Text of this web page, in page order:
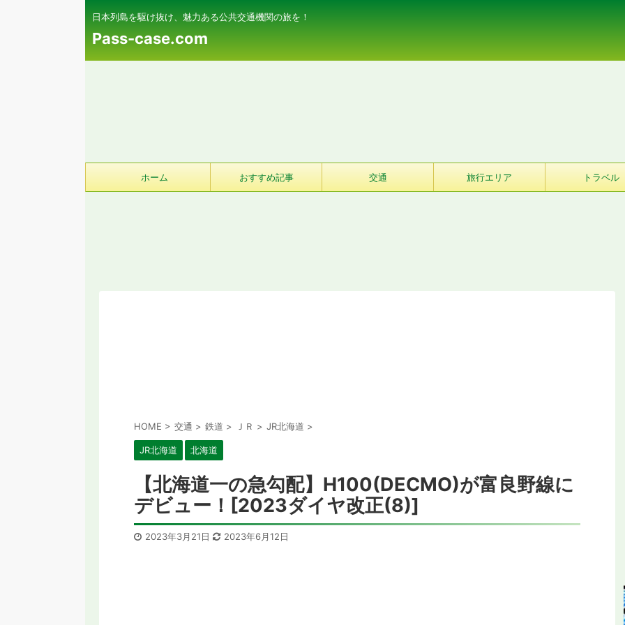
日本列島を駆け抜け、魅力ある公共交通機関の旅を！
Pass-case.com
ホーム おすすめ記事 交通 旅行エリア トラベル
HOME > 交通 > 鉄道 > ＪＲ > JR北海道 >
JR北海道 北海道
【北海道一の急勾配】H100(DECMO)が富良野線に
デビュー！[2023ダイヤ改正(8)]
2023年3月21日 2023年6月12日